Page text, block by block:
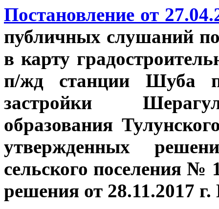
Постановление от
публичных слушаний
в карту
п/жд станции Шуба
застройки
образования
утвержденных
сельского поселения №
решения от 28.11.2017